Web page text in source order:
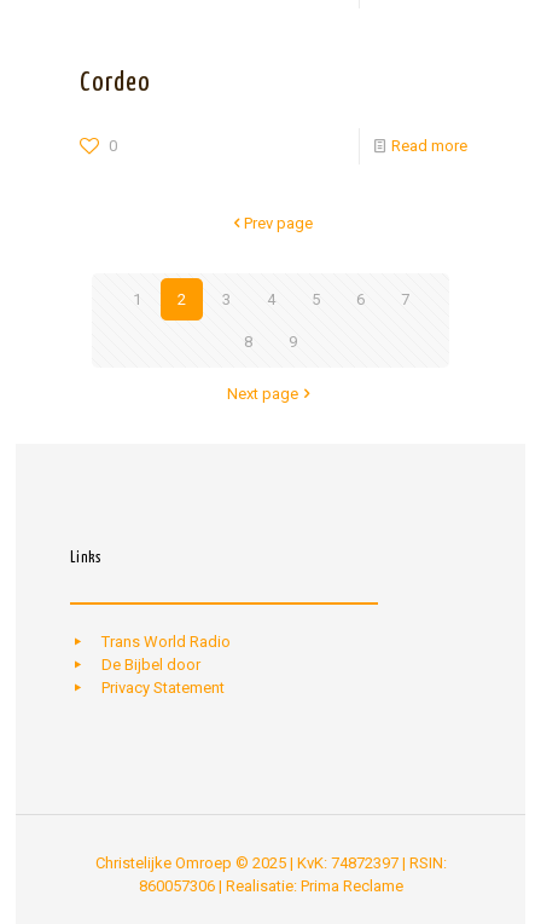
Cordeo
0 Read more
Prev page
1 2 3 4 5 6 7
8 9
Next page
Links
Trans World Radio
De Bijbel door
Privacy Statement
Christelijke Omroep © 2025 | KvK: 74872397 | RSIN:
860057306 | Realisatie: Prima Reclame